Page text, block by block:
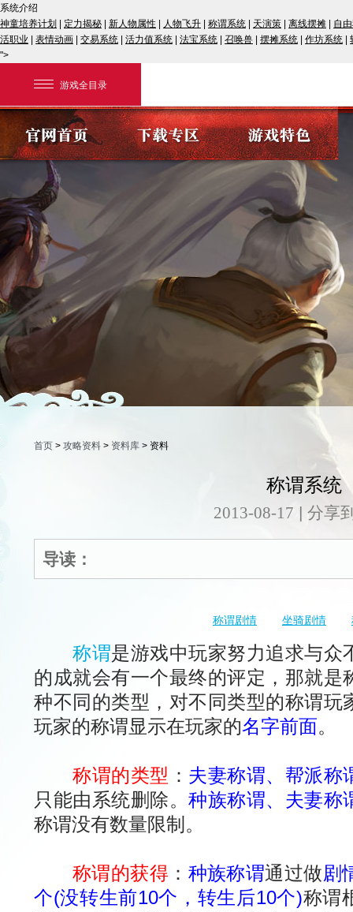
系统介绍
神童培养计划
定力揭秘 新人物属性 人物飞升 称谓系统 天演策 离线摆摊
自
活职业
表情动画 交易系统 活力值系统 法宝系统 召唤兽 摆摊系统 作坊系统
">
游戏全目录
网易游戏
游戏爱好者
我的足迹：
首页 > 攻略资料 > 资料库 > 资料
称谓系统
2013-08-17 | 分享
导读：
称谓剧情 坐骑剧情
称谓是游戏中玩家努力追求与众
的成就会有一个最终的评定，那就是
种不同的类型，对不同类型的称谓玩
玩家的称谓显示在玩家的名字前面。
称谓的类型 ： 夫妻称谓、帮派称
只能由系统删除。种族称谓、夫妻称
称谓没有数量限制。
称谓的获得 ： 种族称谓通过做剧
个(没转生前10个，转生后10个)称谓